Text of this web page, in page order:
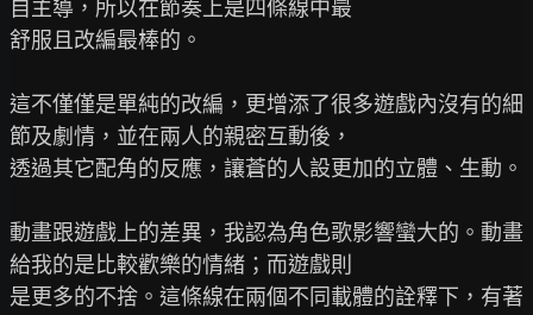
自主導，所以在節奏上是四條線中最
舒服且改編最棒的。
這不僅僅是單純的改編，更增添了很多遊戲內沒有的細
節及劇情，並在兩人的親密互動後，
透過其它配角的反應，讓蒼的人設更加的立體、生動。
動畫跟遊戲上的差異，我認為角色歌影響蠻大的。動畫
給我的是比較歡樂的情緒；而遊戲則
是更多的不捨。這條線在兩個不同載體的詮釋下，有著